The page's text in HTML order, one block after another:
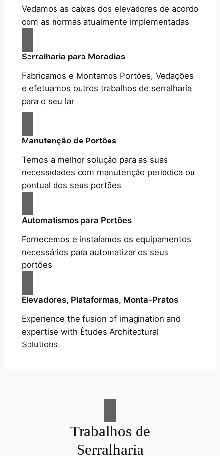
Vedamos as caixas dos elevadores de acordo
com as normas atualmente implementadas
Serralharia para Moradias
Fabricamos e Montamos Portões, Vedações
e efetuamos outros trabalhos de serralharia
para o seu lar
Manutenção de Portões
Temos a melhor solução para as suas
necessidades com manutenção periódica ou
pontual dos seus portões
Automatismos para Portões
Fornecemos e instalamos os equipamentos
necessários para automatizar os seus
portões
Elevadores, Plataformas, Monta-Pratos
Experience the fusion of imagination and
expertise with Études Architectural
Solutions.
Trabalhos de
Serralharia